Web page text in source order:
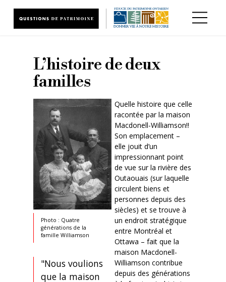
L’histoire de deux
familles
Photo : Quatre
générations de la
famille Williamson
"Nous voulions
que la maison
Quelle histoire que celle
racontée par la maison
Macdonell-Williamson!!
Son emplacement –
elle jouit d’un
impressionnant point
de vue sur la rivière des
Outaouais (sur laquelle
circulent biens et
personnes depuis des
siècles) et se trouve à
un endroit stratégique
entre Montréal et
Ottawa – fait que la
maison Macdonell-
Williamson contribue
depuis des générations